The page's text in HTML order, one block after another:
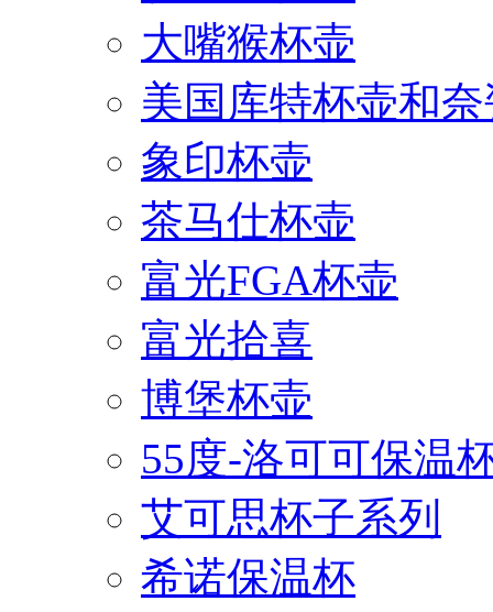
大嘴猴杯壶
美国库特杯壶和
象印杯壶
茶马仕杯壶
富光FGA杯壶
富光拾喜
博堡杯壶
55度-洛可可保温
艾可思杯子系列
希诺保温杯